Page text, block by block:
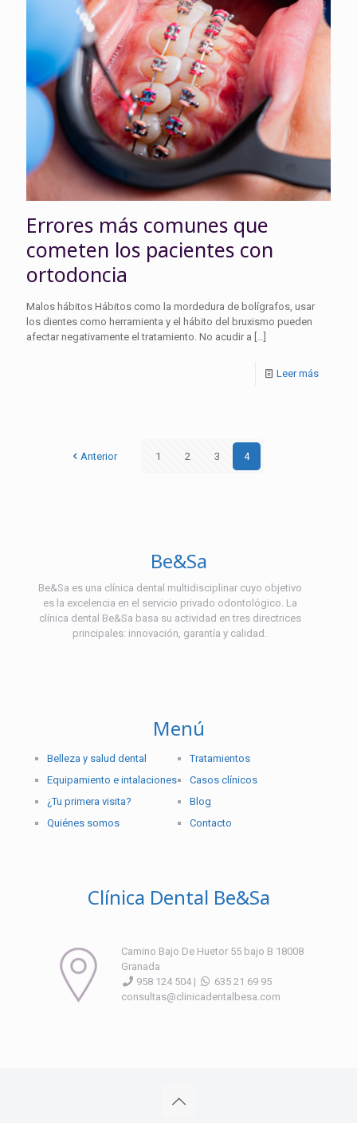
Errores más comunes que
cometen los pacientes con
ortodoncia
Malos hábitos Hábitos como la mordedura de bolígrafos, usar
los dientes como herramienta y el hábito del bruxismo pueden
afectar negativamente el tratamiento. No acudir a
Leer más
Anterior 1 2 3 4
Be&Sa
Be&Sa es una clínica dental multidisciplinar cuyo objetivo
es la excelencia en el servicio privado odontológico. La
clínica dental Be&Sa basa su actividad en tres directrices
principales: innovación, garantía y calidad.
Menú
Belleza y salud dental
Equipamiento e intalaciones
¿Tu primera visita?
Quiénes somos
Tratamientos
Casos clínicos
Blog
Contacto
Clínica Dental Be&Sa
Camino Bajo De Huetor 55 bajo B 18008
Granada
958 124 504 |
635 21 69 95
consultas@clinicadentalbesa.com